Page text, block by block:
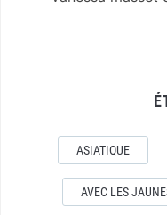
ASIATIQUE
AVEC LES